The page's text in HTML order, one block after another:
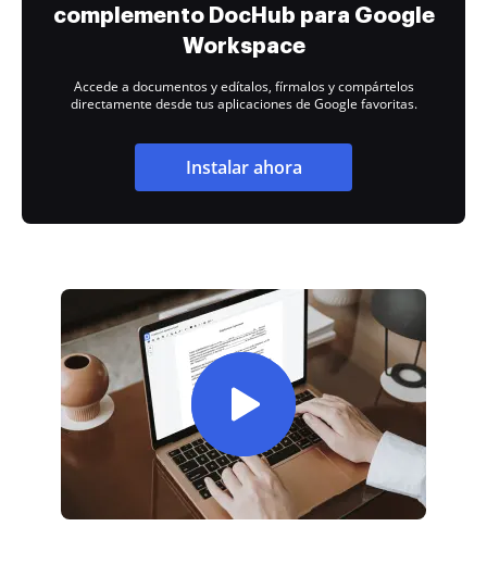
complemento DocHub para Google
Workspace
Accede a documentos y edítalos, fírmalos y compártelos
directamente desde tus aplicaciones de Google favoritas.
Instalar ahora